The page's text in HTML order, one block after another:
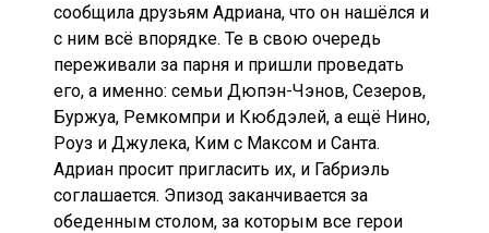
сообщила друзьям Адриана, что он нашёлся и
с ним всё впорядке. Те в свою очередь
переживали за парня и пришли проведать
его, а именно: семьи Дюпэн-Чэнов, Сезеров,
Буржуа, Ремкомпри и Кюбдэлей, а ещё Нино,
Роуз и Джулека, Ким с Максом и Санта.
Адриан просит пригласить их, и Габриэль
соглашается. Эпизод заканчивается за
обеденным столом, за которым все герои